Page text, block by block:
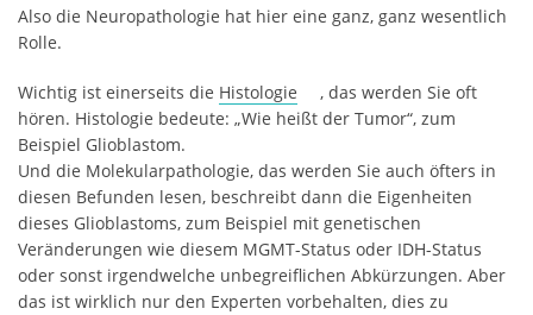
Also die Neuropathologie hat hier eine ganz, ganz wesentlich
Rolle.
Wichtig ist einerseits die Histologie
, das werden Sie oft
hören. Histologie bedeute: „Wie heißt der Tumor“, zum
Beispiel Glioblastom.
Und die Molekularpathologie, das werden Sie auch öfters in
diesen Befunden lesen, beschreibt dann die Eigenheiten
dieses Glioblastoms, zum Beispiel mit genetischen
Veränderungen wie diesem MGMT-Status oder IDH-Status
oder sonst irgendwelche unbegreiflichen Abkürzungen. Aber
das ist wirklich nur den Experten vorbehalten, dies zu